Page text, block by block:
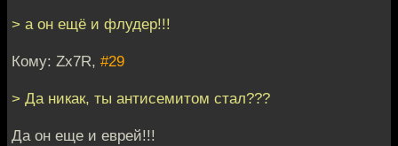
> а он ещё и флудер!!!
Кому: Zx7R, #29
> Да никак, ты антисемитом стал???
Да он еще и еврей!!!